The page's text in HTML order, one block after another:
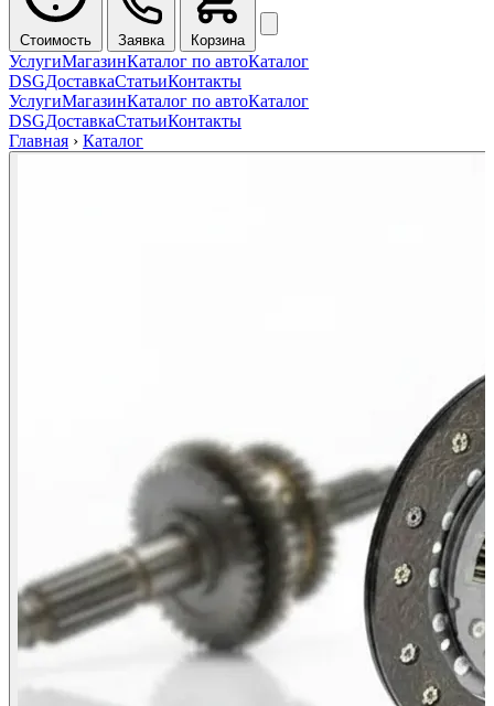
Стоимость Заявка Корзина
УслугиМагазинКаталог по автоКаталог
DSGДоставкаСтатьиКонтакты
УслугиМагазинКаталог по автоКаталог
DSGДоставкаСтатьиКонтакты
Главная › Каталог